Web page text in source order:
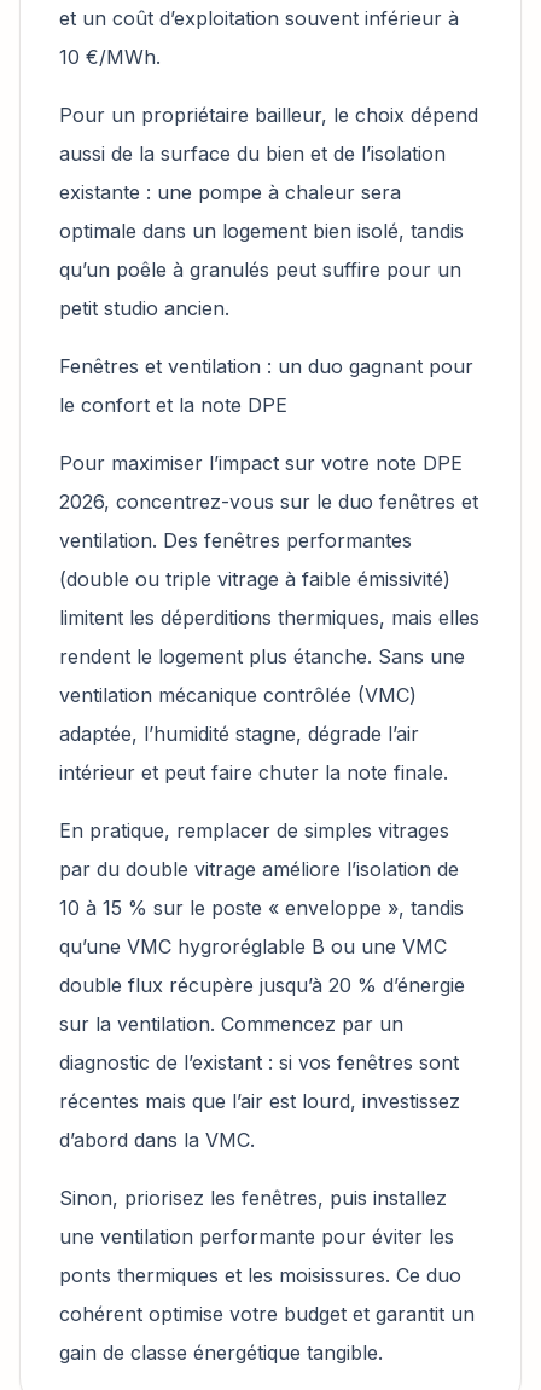
et un coût d’exploitation souvent inférieur à
10 €/MWh.
Pour un propriétaire bailleur, le choix dépend
aussi de la surface du bien et de l’isolation
existante : une pompe à chaleur sera
optimale dans un logement bien isolé, tandis
qu’un poêle à granulés peut suffire pour un
petit studio ancien.
Fenêtres et ventilation : un duo gagnant pour
le confort et la note DPE
Pour maximiser l’impact sur votre note DPE
2026, concentrez-vous sur le duo fenêtres et
ventilation. Des fenêtres performantes
(double ou triple vitrage à faible émissivité)
limitent les déperditions thermiques, mais elles
rendent le logement plus étanche. Sans une
ventilation mécanique contrôlée (VMC)
adaptée, l’humidité stagne, dégrade l’air
intérieur et peut faire chuter la note finale.
En pratique, remplacer de simples vitrages
par du double vitrage améliore l’isolation de
10 à 15 % sur le poste « enveloppe », tandis
qu’une VMC hygroréglable B ou une VMC
double flux récupère jusqu’à 20 % d’énergie
sur la ventilation. Commencez par un
diagnostic de l’existant : si vos fenêtres sont
récentes mais que l’air est lourd, investissez
d’abord dans la VMC.
Sinon, priorisez les fenêtres, puis installez
une ventilation performante pour éviter les
ponts thermiques et les moisissures. Ce duo
cohérent optimise votre budget et garantit un
gain de classe énergétique tangible.